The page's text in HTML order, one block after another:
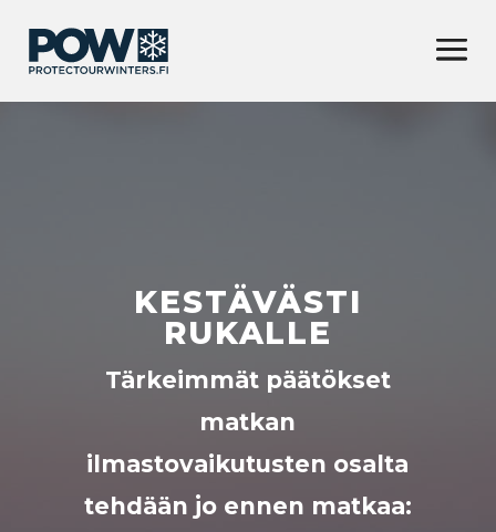
KESTÄVÄSTI
RUKALLE
Tärkeimmät päätökset
matkan
ilmastovaikutusten osalta
tehdään jo ennen matkaa: